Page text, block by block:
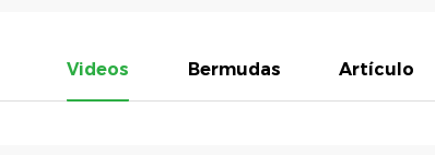
Videos Bermudas Artículo